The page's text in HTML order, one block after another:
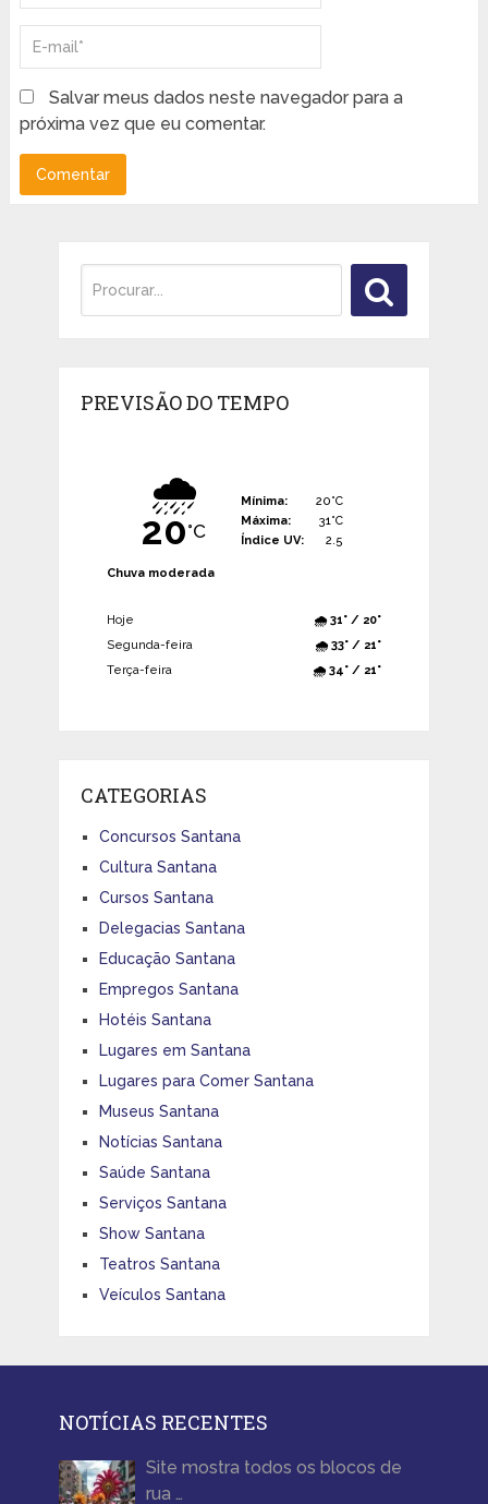
Salvar meus dados neste navegador para a
próxima vez que eu comentar.
PREVISÃO DO TEMPO
🌧️
20°C
Mínima:
20°C
Máxima:
31°C
Índice UV:
2.5
Chuva moderada
Hoje
🌧️ 31° / 20°
Segunda-feira
🌧️ 33° / 21°
Terça-feira
🌧️ 34° / 21°
CATEGORIAS
Concursos Santana
Cultura Santana
Cursos Santana
Delegacias Santana
Educação Santana
Empregos Santana
Hotéis Santana
Lugares em Santana
Lugares para Comer Santana
Museus Santana
Notícias Santana
Saúde Santana
Serviços Santana
Show Santana
Teatros Santana
Veículos Santana
NOTÍCIAS RECENTES
Site mostra todos os blocos de
rua …